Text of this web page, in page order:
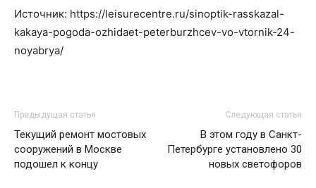
Источник: https://leisurecentre.ru/sinoptik-rasskazal-
kakaya-pogoda-ozhidaet-peterburzhcev-vo-vtornik-24-
noyabrya/
Предыдущая статья
Текущий ремонт мостовых
сооружений в Москве
подошел к концу
Следующая статья
В этом году в Санкт-
Петербурге установлено 30
новых светофоров